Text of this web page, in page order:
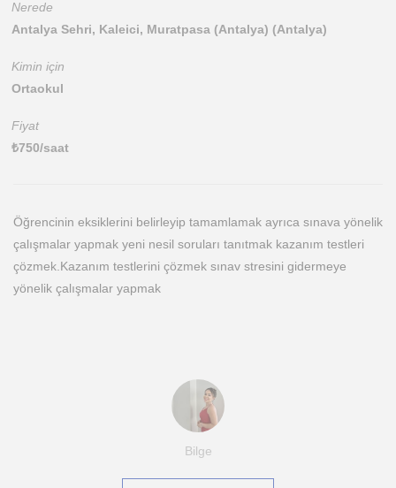
Nerede
Antalya Sehri, Kaleici, Muratpasa (Antalya) (Antalya)
Kimin için
Ortaokul
Fiyat
₺750/saat
Öğrencinin eksiklerini belirleyip tamamlamak ayrıca sınava yönelik
çalışmalar yapmak yeni nesil soruları tanıtmak kazanım testleri
çözmek.Kazanım testlerini çözmek sınav stresini gidermeye
yönelik çalışmalar yapmak
Bilge